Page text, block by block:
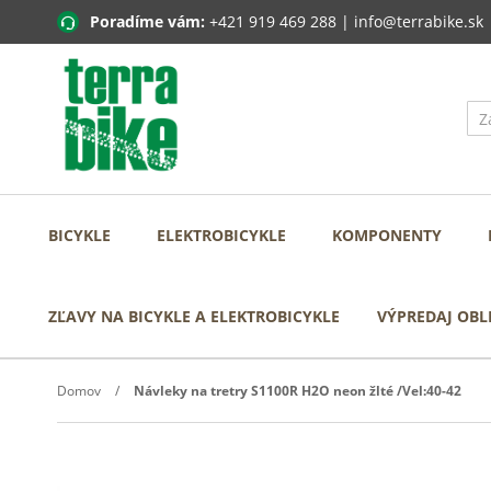
Poradíme vám: +421 919 469 288 | info@terrabike.sk
BICYKLE ELEKTROBICYKLE KOMPONENTY
ZĽAVY NA BICYKLE A ELEKTROBICYKLE VÝPREDAJ
Domov Návleky na tretry S1100R H2O neon žlté /Vel:40-42